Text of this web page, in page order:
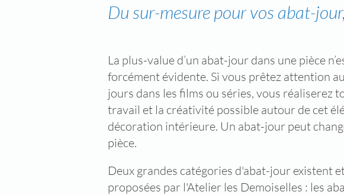
Du sur-mesure pour vos abat-
La plus-value d’un abat-jour dans une pièce
forcément évidente. Si vous prêtez attention
jours dans les films ou séries, vous réaliserez
travail et la créativité possible autour de cet
décoration intérieure. Un abat-jour peut
pièce.
Deux grandes catégories d'abat-jour existent
proposées par l'Atelier les Demoiselles : les